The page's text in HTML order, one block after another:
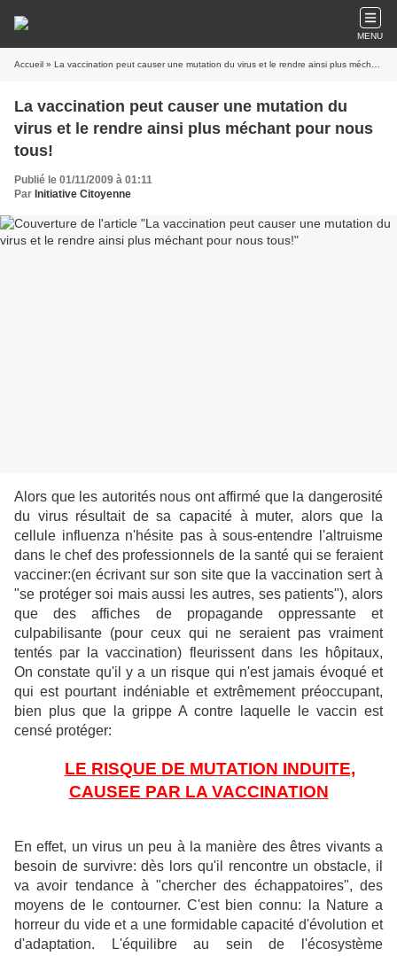
MENU
Accueil » La vaccination peut causer une mutation du virus et le rendre ainsi plus méchant pour nous tous!
La vaccination peut causer une mutation du
virus et le rendre ainsi plus méchant pour nous
tous!
Publié le 01/11/2009 à 01:11
Par Initiative Citoyenne
Alors que les autorités nous ont affirmé que la dangerosité
du virus résultait de sa capacité à muter, alors que la
cellule influenza n'hésite pas à sous-entendre l'altruisme
dans le chef des professionnels de la santé qui se feraient
vacciner:(en écrivant sur son site que la vaccination sert à
"se protéger soi mais aussi les autres, ses patients"), alors
que des affiches de propagande oppressante et
culpabilisante (pour ceux qui ne seraient pas vraiment
tentés par la vaccination) fleurissent dans les hôpitaux,
On constate qu'il y a un risque qui n'est jamais évoqué et
qui est pourtant indéniable et extrêmement préoccupant,
bien plus que la grippe A contre laquelle le vaccin est
censé protéger:
LE RISQUE DE MUTATION INDUITE,
CAUSEE PAR LA VACCINATION
En effet, un virus un peu à la manière des êtres vivants a
besoin de survivre: dès lors qu'il rencontre un obstacle, il
va avoir tendance à "chercher des échappatoires", des
moyens de le contourner. C'est bien connu: la Nature a
horreur du vide et a une formidable capacité d'évolution et
d'adaptation. L'équilibre au sein de l'écosystème